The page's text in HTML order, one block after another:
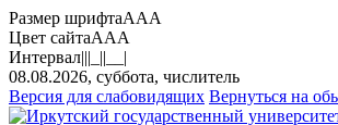
Размер шрифтаAAA
Цвет сайтаAAA
Интервал|||_||__|
08.08.2026, суббота, числитель
Версия для слабовидящих Вернуться на